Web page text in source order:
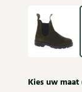
Kies uw maat